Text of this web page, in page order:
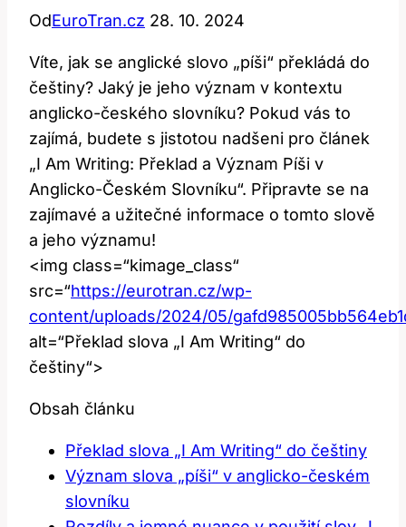
OdEuroTran.cz 28. 10. 2024
Víte, jak se anglické slovo „píši“ překládá do
češtiny? Jaký je jeho význam v kontextu
anglicko-českého slovníku? Pokud vás to
zajímá, budete s jistotou nadšeni pro článek
„I Am Writing: Překlad a Význam Píši v
Anglicko-Českém Slovníku“. Připravte se na
zajímavé a užitečné informace o tomto slově
a jeho významu!
<img class=“kimage_class“
src=“https://eurotran.cz/wp-
content/uploads/2024/05/
alt=“Překlad slova „I Am Writing“ do
češtiny“>
Obsah článku
Překlad slova „I Am Writing“ do češtiny
Význam slova „píši“ v anglicko-českém
slovníku